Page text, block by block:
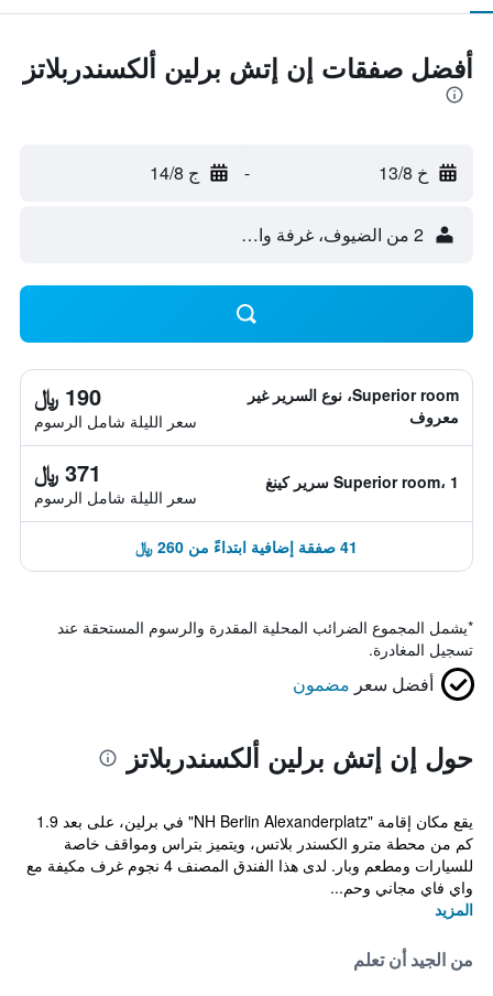
أفضل صفقات إن إتش برلين ألكسندربلاتز
خ 13/8 - ج 14/8
2 من الضيوف، غرفة واحدة
Superior room، نوع السرير غير
معروف
190 ﷼
سعر الليلة شامل الرسوم
Superior room، 1 سرير كينغ 371 ﷼
سعر الليلة شامل الرسوم
41 صفقة إضافية ابتداءً من 260 ﷼
*يشمل المجموع الضرائب المحلية المقدرة والرسوم المستحقة عند
تسجيل المغادرة.
أفضل سعر مضمون
حول إن إتش برلين ألكسندربلاتز
يقع مكان إقامة "NH Berlin Alexanderplatz" في برلين، على بعد 1.9
كم من محطة مترو الكسندر بلاتس، ويتميز بتراس ومواقف خاصة
للسيارات ومطعم وبار. لدى هذا الفندق المصنف 4 نجوم غرف مكيفة مع
واي فاي مجاني وحم...
المزيد
من الجيد أن تعلم